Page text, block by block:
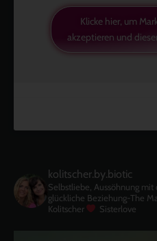
Klicke hier, um
akzeptieren und
kolitscher.by.biotic
Selbstliebe, Aussöhnung
glückliche Beziehung-The
Kolitscher
Sisterlove